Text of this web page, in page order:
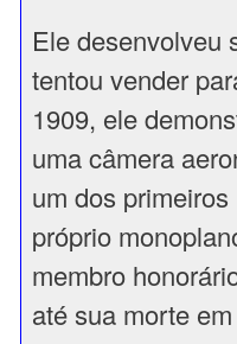
Ele desenvolveu
tentou vender
1909, ele
uma câmera
um dos
próprio
membro
até sua morte